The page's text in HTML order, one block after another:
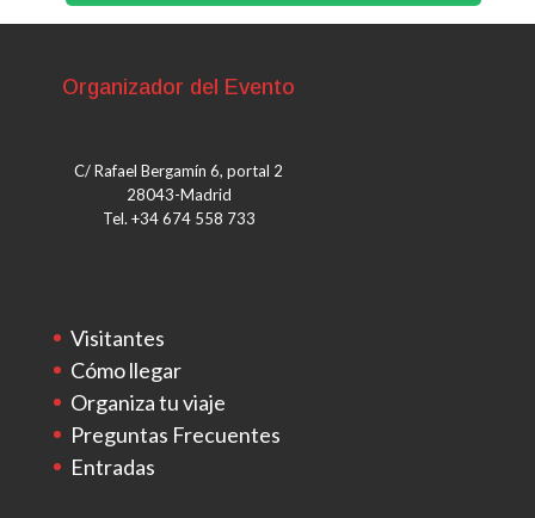
Organizador del Evento
C/ Rafael Bergamín 6, portal 2
28043-Madrid
Tel. +34 674 558 733
Visitantes
Cómo llegar
Organiza tu viaje
Preguntas Frecuentes
Entradas